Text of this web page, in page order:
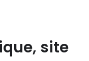
ses
sur le
site